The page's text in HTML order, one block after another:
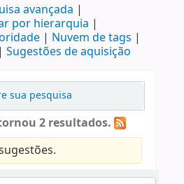
avançada
por hierarquia
Nuvem de tags
Sugestões de aquisição
sua pesquisa
2 resultados.